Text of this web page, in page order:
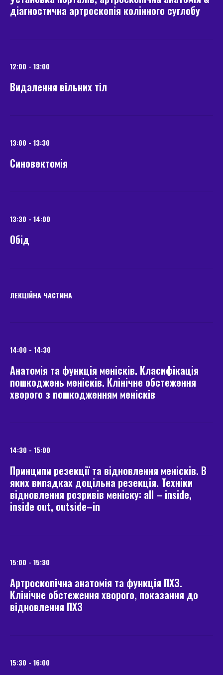
діагностична артроскопія колінного суглобу
12:00 - 13:00
Видалення вільних тіл
13:00 - 13:30
Синовектомія
13:30 - 14:00
Обід
ЛЕКЦІЙНА ЧАСТИНА
14:00 - 14:30
Анатомія та функція менісків. Класифікація
пошкоджень менісків. Клінічне обстеження
хворого з пошкодженням менісків
14:30 - 15:00
Принципи резекції та відновлення менісків. В
яких випадках доцільна резекція. Техніки
відновлення розривів меніску: all – inside,
inside out, outside–in
15:00 - 15:30
Артроскопічна анатомія та функція ПХЗ.
Клінічне обстеження хворого, показання до
відновлення ПХЗ
15:30 - 16:00